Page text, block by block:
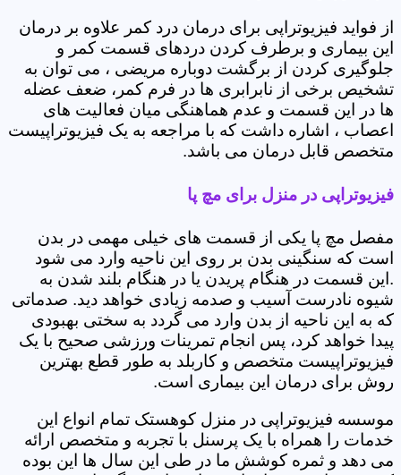
از فواید فیزیوتراپی برای درمان درد کمر علاوه بر درمان
این بیماری و برطرف کردن دردهای قسمت کمر و
جلوگیری کردن از برگشت دوباره مریضی ، می توان به
تشخیص برخی از نابرابری ها در فرم کمر، ضعف عضله
ها در این قسمت و عدم هماهنگی میان فعالیت های
اعصاب ، اشاره داشت که با مراجعه به یک فیزیوتراپیست
متخصص قابل درمان می باشد.
فیزیوتراپی در منزل برای مچ پا
مفصل مچ پا یکی از قسمت های خیلی مهمی در بدن
است که سنگینی بدن بر روی این ناحیه وارد می شود
.این قسمت در هنگام پریدن یا در هنگام بلند شدن به
شیوه نادرست آسیب و صدمه زیادی خواهد دید. صدماتی
که به این ناحیه از بدن وارد می گردد به سختی بهبودی
پیدا خواهد کرد، پس انجام تمرینات ورزشی صحیح با یک
فیزیوتراپیست متخصص و کاربلد به طور قطع بهترین
روش برای درمان این بیماری است.
موسسه فیزیوتراپی در منزل کوهستک تمام انواع این
خدمات را همراه با یک پرسنل با تجربه و متخصص ارائه
می دهد و ثمره کوشش ما در طی این سال ها این بوده